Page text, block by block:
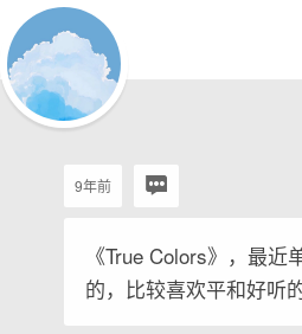
9年前
《True Colors》，最近
的，比较喜欢平和好听的